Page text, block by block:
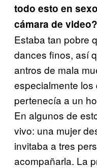
todo esto en
cámara de video?
Estaba tan pobre
dances finos, así
antros de mala
especialmente
pertenecía a un
En algunos de
vivo: una mujer
invitaba a tres
acompañarla. La